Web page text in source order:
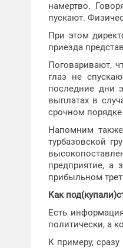
намертво.
пускают.
При этом
приезда
Поговаривают,
глаз не
последние дни
выплатах в
срочном
Напомним
турбазовской
предприятие,
прибыльном
Как
Есть
политически, а
К примеру,